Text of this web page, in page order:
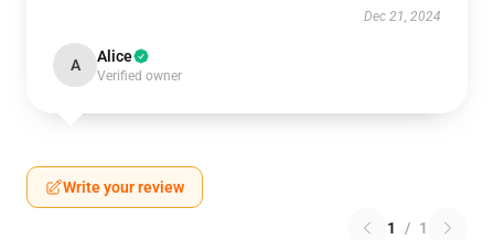
Dec 21, 2024
A Alice
Verified owner
Write your review
1 / 1